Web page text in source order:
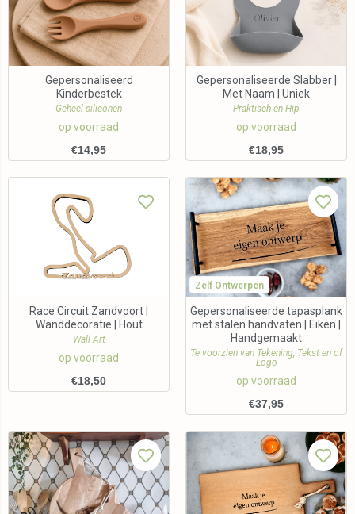
Gepersonaliseerd
Kinderbestek
Geheel siliconen
op voorraad
€14,95
Gepersonaliseerde Slabber |
Met Naam | Uniek
Praktisch en Hip
op voorraad
€18,95
Race Circuit Zandvoort |
Wanddecoratie | Hout
Wall Art
op voorraad
€18,50
Zelf Ontwerpen
Gepersonaliseerde tapasplank
met stalen handvaten | Eiken |
Handgemaakt
Te voorzien van Tekening, Tekst en of
Logo
op voorraad
€37,95